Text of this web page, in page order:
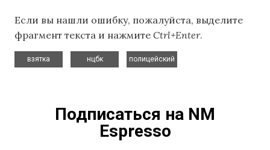
Если вы нашли ошибку, пожалуйста, выделите
фрагмент текста и нажмите Ctrl+Enter.
взятка
нцбк
полицейский
Подписаться на NM
Espresso